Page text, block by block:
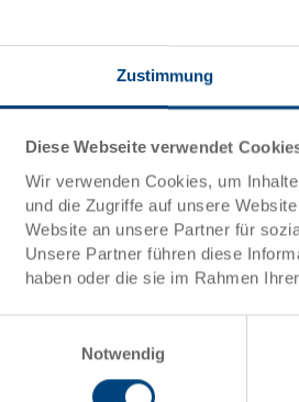
Zustimmung
Diese Webseite verwendet
Wir verwenden Cookies, um
und die Zugriffe auf unsere
Website an unsere Partner für
Unsere Partner führen diese
haben oder die sie im Rahmen
Notwendig
3D Animation
- Unser Spezialgebiet
Farben
/ Labeling(Beispiele)
Systemlösungen
(RFID) / Barcodes
anfordern